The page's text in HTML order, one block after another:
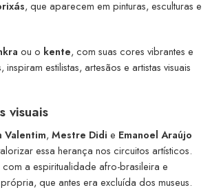
, que aparecem em pinturas, esculturas e
ou o kente, com suas cores vibrantes e
estilistas, artesãos e artistas visuais
visuais
Valentim, Mestre Didi e Emanoel Araújo
essa herança nos circuitos artísticos.
a espiritualidade afro-brasileira e
que antes era excluída dos museus.